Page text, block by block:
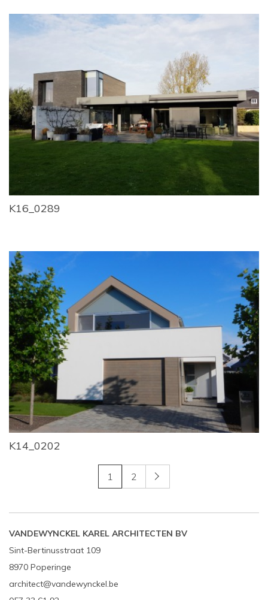
K16_0289
K14_0202
1 2
VANDEWYNCKEL KAREL ARCHITECTEN BV
Sint-Bertinusstraat 109
8970 Poperinge
architect@vandewynckel.be